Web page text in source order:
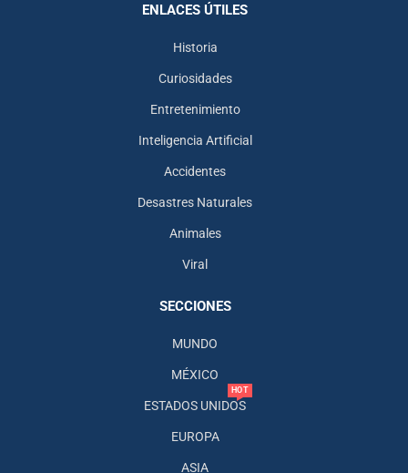
ENLACES ÚTILES
Historia
Curiosidades
Entretenimiento
Inteligencia Artificial
Accidentes
Desastres Naturales
Animales
Viral
SECCIONES
MUNDO
MÉXICO
ESTADOS UNIDOS
HOT
EUROPA
ASIA